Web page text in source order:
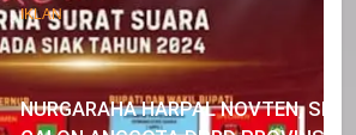
IKLAN
NURGARAHA HARPAL NOVTEN, SH